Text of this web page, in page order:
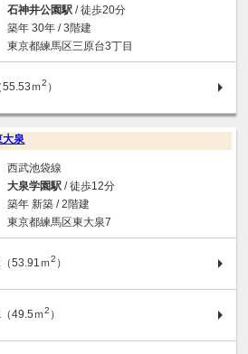
石神井公園駅/ 徒歩20分
築年 30年 / 3階建
東京都練馬区三原台3丁目
ｍ2 ）
大泉
西武池袋線
大泉学園駅/ 徒歩12分
築年 新築 / 2階建
東京都練馬区東大泉7
53.91ｍ2 ）
49.5ｍ2 ）